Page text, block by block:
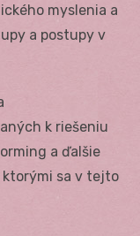
myslenia a
a postupy v
k riešeniu
a ďalšie
ktorými sa v tejto